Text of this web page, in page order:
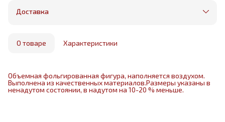
Бесплатная доставка в пределах КАД
маркетплейса
Доставка
О товаре Характеристики
Объемная фольгированная фигура, наполняется воздухом.
Выполнена из качественных материалов.Размеры указаны в
ненадутом состоянии, в надутом на 10-20 % меньше.